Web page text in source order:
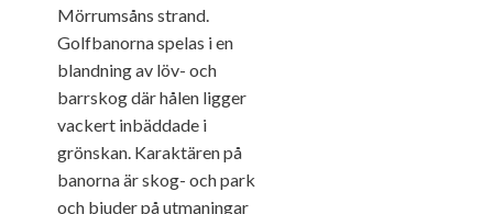
Mörrumsåns strand.
Golfbanorna spelas i en
blandning av löv- och
barrskog där hålen ligger
vackert inbäddade i
grönskan. Karaktären på
banorna är skog- och park
och bjuder på utmaningar